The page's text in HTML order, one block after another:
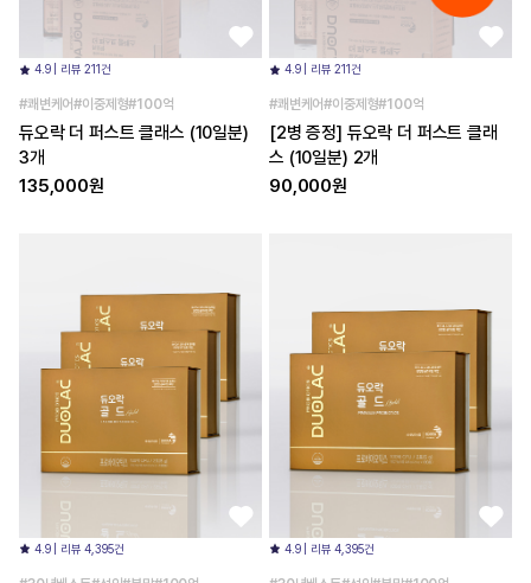
4.9 | 리뷰 211건
#쾌변케어#이중제형#100억
듀오락 더 퍼스트 클래스 (10일분)
3개
135,000원
4.9 | 리뷰 211건
#쾌변케어#이중제형#100억
[2병 증정] 듀오락 더 퍼스트 클래
스 (10일분) 2개
90,000원
4.9 | 리뷰 4,395건 4.9 | 리뷰 4,395건